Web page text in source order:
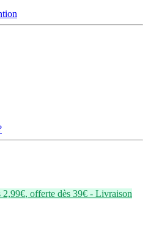
2,99€, offerte dès 39€ - Livraison